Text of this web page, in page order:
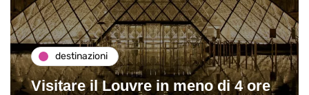
destinazioni
Visitare il Louvre in meno di 4 ore